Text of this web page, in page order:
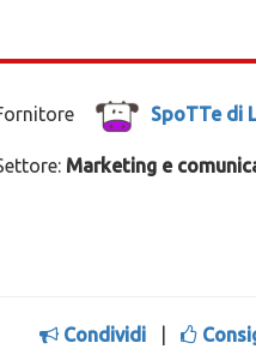
SpoTTe di
Marketing e
Condividi|